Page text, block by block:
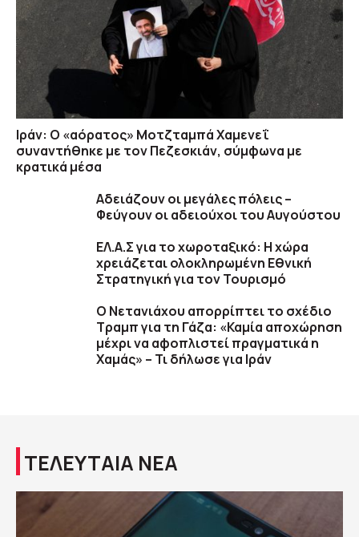
Ιράν: Ο «αόρατος» Μοτζταμπά Χαμενεΐ
συναντήθηκε με τον Πεζεσκιάν, σύμφωνα με
κρατικά μέσα
Αδειάζουν οι μεγάλες πόλεις –
Φεύγουν οι αδειούχοι του Αυγούστου
ΕΛ.Α.Σ για το χωροταξικό: Η χώρα
χρειάζεται ολοκληρωμένη Εθνική
Στρατηγική για τον Τουρισμό
Ο Νετανιάχου απορρίπτει το σχέδιο
Τραμπ για τη Γάζα: «Καμία αποχώρηση
μέχρι να αφοπλιστεί πραγματικά η
Χαμάς» – Τι δήλωσε για Ιράν
ΤΕΛΕΥΤΑΙΑ ΝΕΑ